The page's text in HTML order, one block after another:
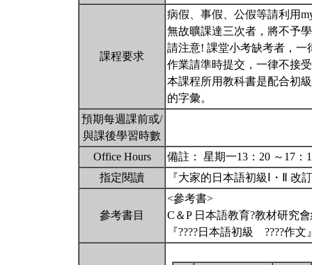
課程要求
病假、事假、公假等請利用
無故曠課達三次者，將不予
請注意! 課堂小考缺考者，一
作業請準時提交，一律不接
本課程所用教科書是配合初
的字彙。
預期每週課前或/
與課後學習時數
Office Hours
備註： 星期一13：20 ～17
指定閱讀
『大家的日本語初級Ⅰ・Ⅱ
參考書目
<參考書>
C＆P 日本語教育?教材研究
『????日本語初級 ????作